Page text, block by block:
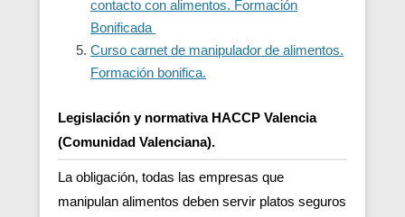
contacto con alimentos. Formación
Bonificada
Curso carnet de manipulador de alimentos.
Formación bonifica.
Legislación y normativa HACCP Valencia
(Comunidad Valenciana).
La obligación, todas las empresas que
manipulan alimentos deben servir platos seguros